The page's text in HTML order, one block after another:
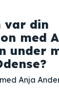
var din
med
under
Anja